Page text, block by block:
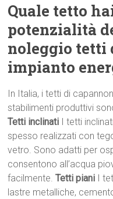
Quale tetto
potenzialità
noleggio tetti
impianto
In Italia, i tetti di
stabilimenti produttivi
Tetti inclinati I tetti
spesso realizzati con
vetro. Sono adatti per
consentono all’acqua
facilmente.Tetti piani I
lastre metalliche,